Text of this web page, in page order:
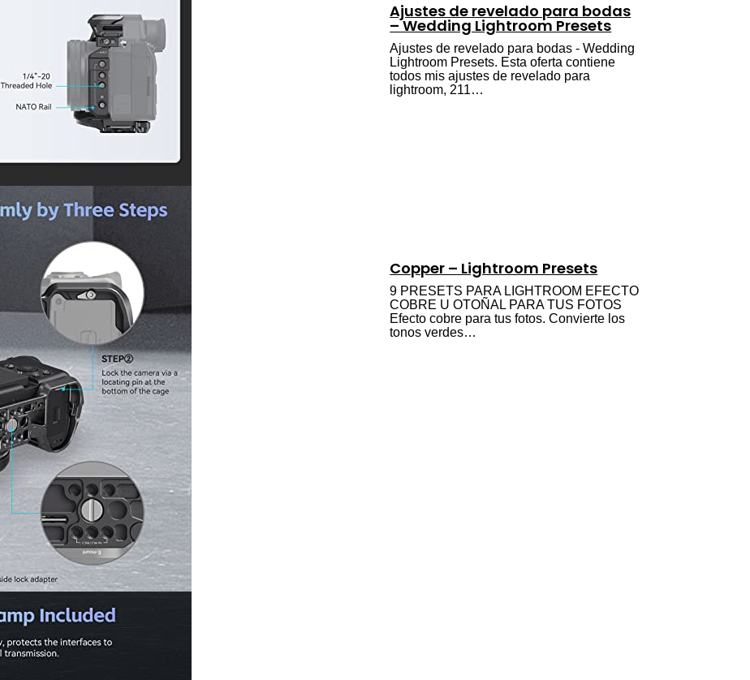
Ajustes de revelado para bodas
– Wedding Lightroom Presets
Ajustes de revelado para bodas - Wedding
Lightroom Presets. Esta oferta contiene
todos mis ajustes de revelado para
lightroom, 211…
Copper – Lightroom Presets
9 PRESETS PARA LIGHTROOM EFECTO
COBRE U OTOÑAL PARA TUS FOTOS
Efecto cobre para tus fotos. Convierte los
tonos verdes…